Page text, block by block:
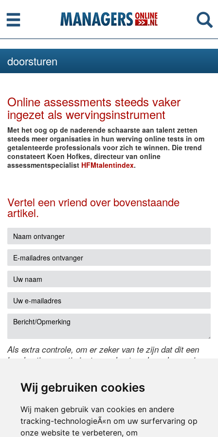
Wij gebruiken cookies
Wij maken gebruik van cookies en andere
tracking-technologieÃ«n om uw surfervaring op
onze website te verbeteren, om
Menu
doorsturen
Online assessments steeds vaker
ingezet als wervingsinstrument
Met het oog op de naderende schaarste aan talent zetten
steeds meer organisaties in hun werving online tests in om
getalenteerde professionals voor zich te winnen. Die trend
constateert Koen Hofkes, directeur van online
assessmentspecialist HFMtalentindex.
Vertel een vriend over bovenstaande
artikel.
Als extra controle, om er zeker van te zijn dat dit een
handmatige reactie is, typ onderstaande code over in
de code te wijzigen.